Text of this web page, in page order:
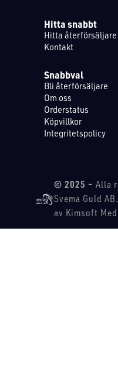
Hitta snabbt
Hitta återförsäljare
Kontakt
Snabbval
Bli återförsäljare
Om oss
Orderstatus
Köpvillkor
Integritetspolicy
© 2025 – Alla
Svema Guld
av Kimsoft